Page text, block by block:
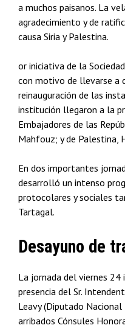
a muchos paisanos. La
agradecimiento y de
causa Siria y Palestina.
or iniciativa de la
con motivo de llevarse a
reinauguración de las
institución llegaron a la
Embajadores de las
Mahfouz; y de Palestina,
En dos importantes
desarrolló un intenso
protocolares y sociales
Tartagal.
Desayuno de
La jornada del viernes
presencia del Sr.
Leavy (Diputado
arribados Cónsules